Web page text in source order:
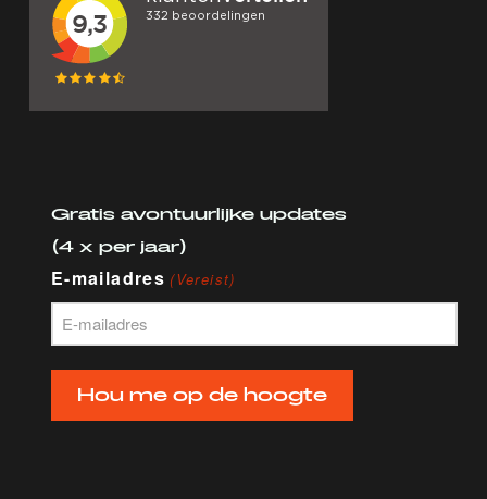
Gratis avontuurlijke updates
(4 x per jaar)
E-mailadres (Vereist)
Hou me op de hoogte